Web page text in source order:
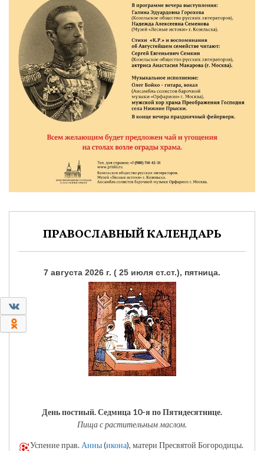
ПРАВОСЛАВНЫЙ КАЛЕНДАРЬ
7 августа 2026 г. ( 25 июля ст.ст.), пятница.
День постный.Седмица 10-я по Пятидесятнице.
Пища с растительным маслом.
Успение прав. Анны(икона), матери Пресвятой Богородицы.